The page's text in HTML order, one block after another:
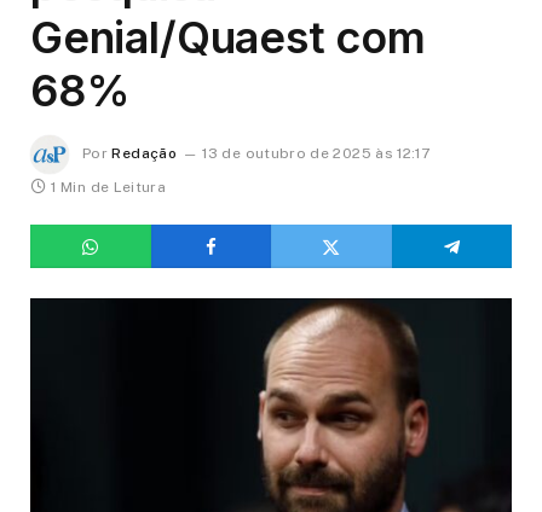
Genial/Quaest com
68%
Por Redação
13 de outubro de 2025 às 12:17
1 Min de Leitura